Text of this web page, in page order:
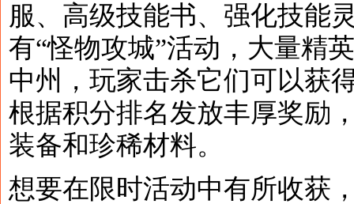
服、高级技能书、强化技能
有“怪物攻城”活动，大量精
中州，玩家击杀它们可以获
根据积分排名发放丰厚奖励
装备和珍稀材料。
想要在限时活动中有所收获